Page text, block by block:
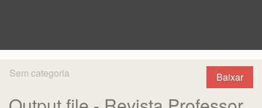
Baixar
Sem categoria